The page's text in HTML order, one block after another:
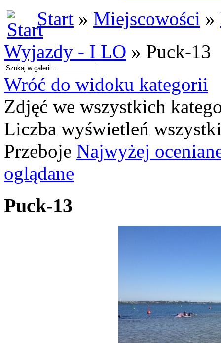
Start » Miejscowości »
Wyjazdy - I LO » Puck-13
Wróć do widoku kategorii
Zdjęć we wszystkich
Liczba wyświetleń
Przeboje Najwyżej
oglądane
Puck-13